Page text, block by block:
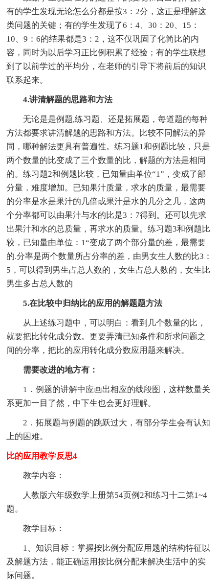
有的学生发现无论怎么分都是按3：2分，这正是理解这
类问题的关键；有的学生发现了6：4、30：20、15：
10、9：6的结果都是3：2，这不仅巩固了化简比的内
容，同时为以后学习正比例积累了经验；有的学生联想
到了以前学过的平均分，在老师的引导下将前后的知识
联系起来。
4.讲清解题的思路和方法
无论是是例题,练习题、还是拓展题，每道题的每种
方法都要求讲清解题的思路和方法。比较不同解法的异
同，哪种解法更具有普遍性。练习题1和例题比较，只是
两个数量的比变成了三个数量的比，解题的方法是相同
的。练习题2和例题比较，已知量由单位“1”，变成了部
分量，难度增加。已知果汁质量，求水的质量，最需要
的分率是水是果汁的几倍或果汁是水的几分之几，这两
个分率都可以由果汁与水的比是3：7得到。还可以先求
出果汁和水的总质量，再求水的质量。练习题3和例题比
较，已知量由单位：1“变成了两个部分量的差，最需要
的.分率是两个数量所占分率的差，由男女生人数的比3：
5，可以得到男生占总人数的，女生占总人数的，女生比
男生多占总人数的
5.在比较中归纳比的应用的解题题方法
从上述练习题中，可以明白：看到几个数量的比，
就要把比转化成分数。更要弄清已知条件和所求问题之
间的分率，把比的应用转化成分数应用题来解决。
需要改进的地方有：
1．例题的讲解中应画出相应的线段图，这样数量关
系更加一目了然，中下生也会更好理解。
2．拓展题与例题的跳跃过大，有部分学生会有认知
上的困难。
比的应用教学反思4
教学内容：
人教版六年级数学上册第54页例2和练习十二第1~4
题。
教学目标：
1、知识目标：掌握按比例分配应用题的结构特征以
及解题方法，能正确运用按比例分配来解决生活中的实
际问题。